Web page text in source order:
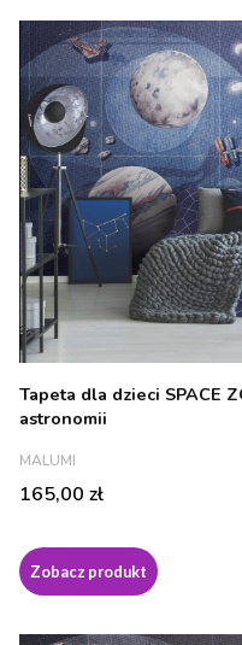
Tapeta dla dzieci SPACE ZONE -
astronomii
PRODUCENT
MALUMI
Cena
165,00 zł
Zobacz produkt